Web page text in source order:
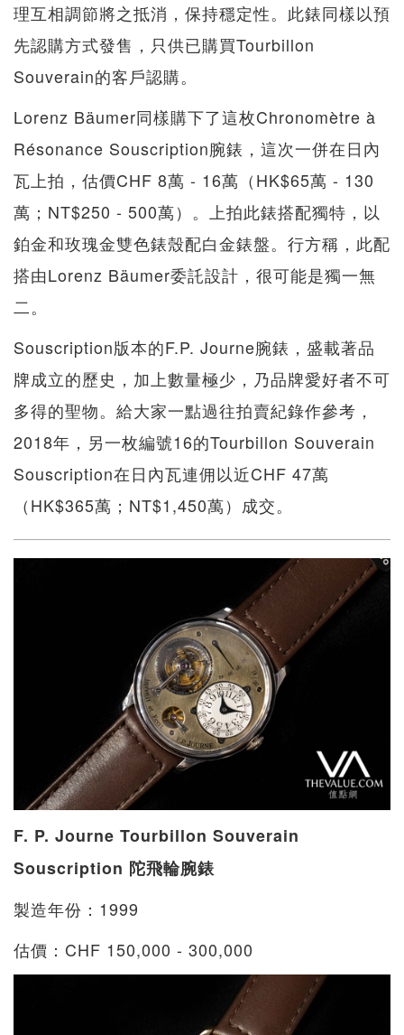
理互相調節將之抵消，保持穩定性。此錶同樣以預
先認購方式發售，只供已購買Tourbillon
Souverain的客戶認購。
Lorenz Bäumer同樣購下了這枚Chronomètre à
Résonance Souscription腕錶，這次一併在日內
瓦上拍，估價CHF 8萬 - 16萬（HK$65萬 - 130
萬；NT$250 - 500萬）。上拍此錶搭配獨特，以
鉑金和玫瑰金雙色錶殼配白金錶盤。行方稱，此配
搭由Lorenz Bäumer委託設計，很可能是獨一無
二。
Souscription版本的F.P. Journe腕錶，盛載著品
牌成立的歷史，加上數量極少，乃品牌愛好者不可
多得的聖物。給大家一點過往拍賣紀錄作參考，
2018年，另一枚編號16的Tourbillon Souverain
Souscription在日內瓦連佣以近CHF 47萬
（HK$365萬；NT$1,450萬）成交。
F. P. Journe Tourbillon Souverain
Souscription 陀飛輪腕錶
製造年份：1999
估價：CHF 150,000 - 300,000